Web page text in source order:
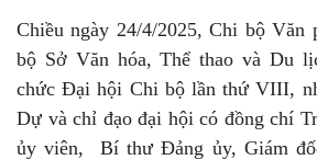
Chiều ngày 24/4/2025, Chi bộ Văn
bộ Sở Văn hóa, Thể thao và Du
chức Đại hội Chi bộ lần thứ VIII,
Dự và chỉ đạo đại hội có đồng chí
ủy viên, Bí thư Đảng ủy, Giám